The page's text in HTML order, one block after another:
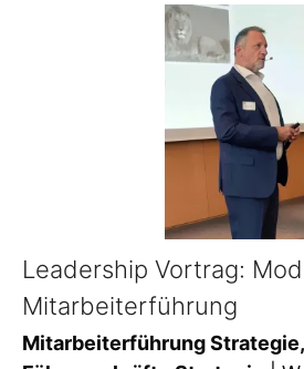
Leadership Vortrag:
Mitarbeiterführung
Mitarbeiterführung